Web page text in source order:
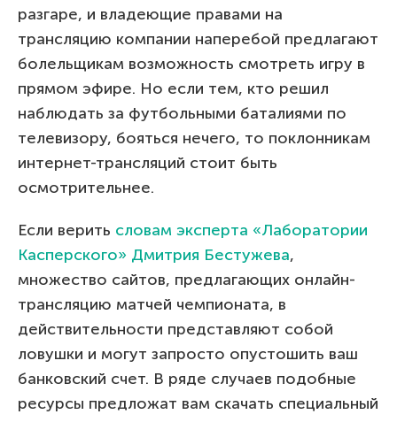
разгаре, и владеющие правами на
трансляцию компании наперебой предлагают
болельщикам возможность смотреть игру в
прямом эфире. Но если тем, кто решил
наблюдать за футбольными баталиями по
телевизору, бояться нечего, то поклонникам
интернет-трансляций стоит быть
осмотрительнее.
Если верить словам эксперта «Лаборатории
Касперского» Дмитрия Бестужева,
множество сайтов, предлагающих онлайн-
трансляцию матчей чемпионата, в
действительности представляют собой
ловушки и могут запросто опустошить ваш
банковский счет. В ряде случаев подобные
ресурсы предложат вам скачать специальный